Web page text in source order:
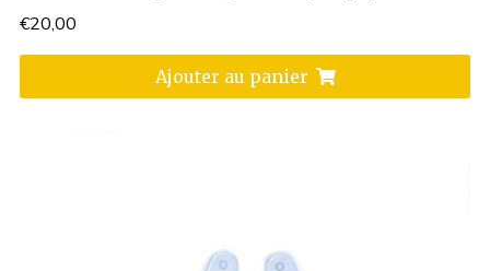
€20,00
Ajouter au panier